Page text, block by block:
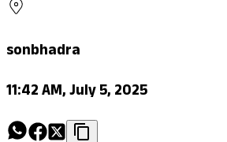
sonbhadra
11:42 AM, July 5, 2025